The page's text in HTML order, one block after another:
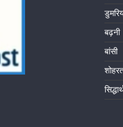
बढ़नी
बांसी